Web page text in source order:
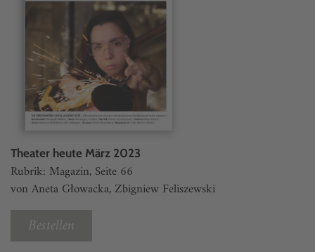
Theater heute März 2023
Rubrik: Magazin, Seite 66
von Aneta Głowacka, Zbigniew Feliszewski
Bestellen